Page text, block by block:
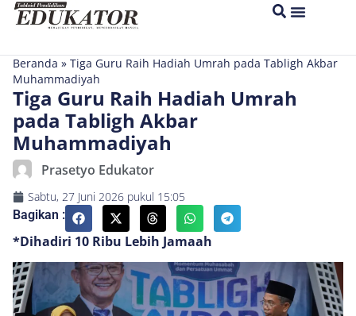
Beranda » Tiga Guru Raih Hadiah Umrah pada Tabligh Akbar
Muhammadiyah
Tiga Guru Raih Hadiah Umrah
pada Tabligh Akbar
Muhammadiyah
Prasetyo Edukator
Sabtu, 27 Juni 2026 pukul 15:05
Bagikan :
*Dihadiri 10 Ribu Lebih Jamaah